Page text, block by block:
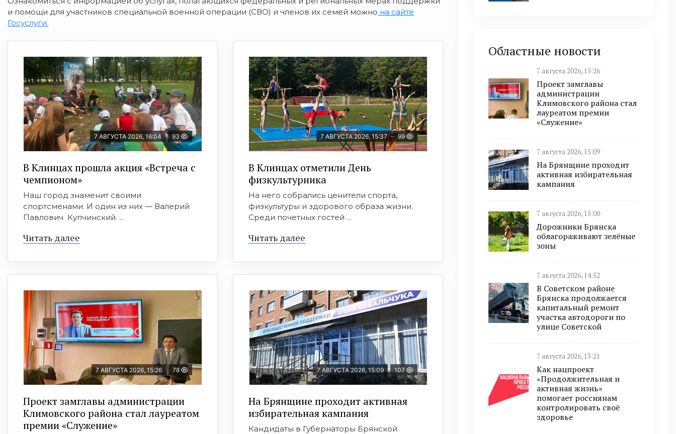
и помощи для участников специальной военной операции (СВО) и членов их семей можно на сайте
Госуслуги.
7 АВГУСТА 2026, 16:04 93
В Клинцах прошла акция «Встреча с
чемпионом»
Наш город знаменит своими
спортсменами. И один из них — Валерий
Павлович Купчинский. ...
Читать далее
7 АВГУСТА 2026, 15:37 99
В Клинцах отметили День
физкультурника
На него собрались ценители спорта,
физкультуры и здорового образа жизни.
Среди почетных гостей ...
Читать далее
7 АВГУСТА 2026, 15:26 78
Проект замглавы администрации
Климовского района стал лауреатом
премии «Служение»
7 АВГУСТА 2026, 15:09 107
На Брянщине проходит активная
избирательная кампания
Кандидаты в Губернаторы Брянской
Областные новости
7 августа 2026, 15:26
Проект замглавы
администрации
Климовского района стал
лауреатом премии
«Служение»
7 августа 2026, 15:09
На Брянщине проходит
активная избирательная
кампания
7 августа 2026, 15:00
Дорожники Брянска
облагораживают зелёные
зоны
7 августа 2026, 14:52
В Советском районе
Брянска продолжается
капитальный ремонт
участка автодороги по
улице Советской
7 августа 2026, 13:21
Как нацпроект
«Продолжительная и
активная жизнь»
помогает россиянам
контролировать своё
здоровье